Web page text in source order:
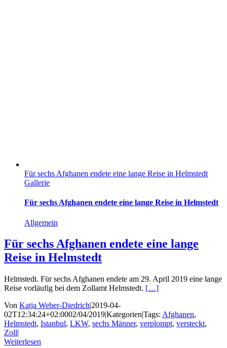
Für sechs Afghanen endete eine lange Reise in Helmstedt
Gallerie
Für sechs Afghanen endete eine lange Reise in Helmstedt
Allgemein
Für sechs Afghanen endete eine lange
Reise in Helmstedt
Helmstedt. Für sechs Afghanen endete am 29. April 2019 eine lange
Reise vorläufig bei dem Zollamt Helmstedt. […]
Von Katja Weber-Diedrich|2019-04-
02T12:34:24+02:0002/04/2019|Kategorien|Tags: Afghanen,
Helmstedt, Istanbul, LKW, sechs Männer, verplompt, versteckt,
Zoll|
Weiterlesen